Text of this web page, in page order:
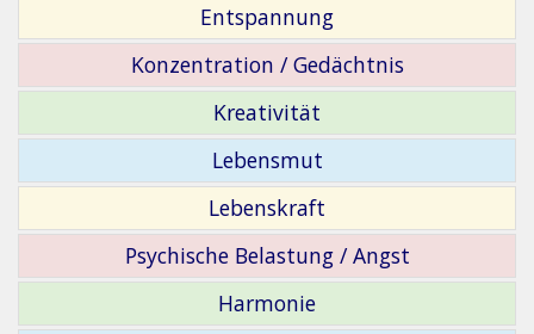
Entspannung
Konzentration / Gedächtnis
Kreativität
Lebensmut
Lebenskraft
Psychische Belastung / Angst
Harmonie